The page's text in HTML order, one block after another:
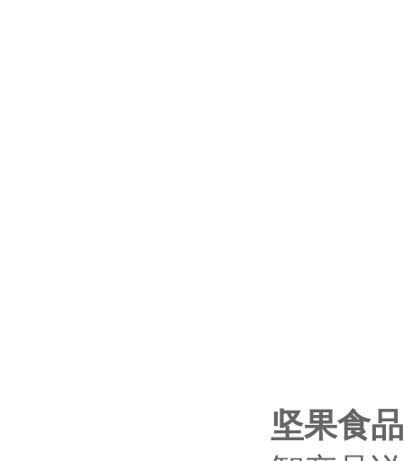
坚果食